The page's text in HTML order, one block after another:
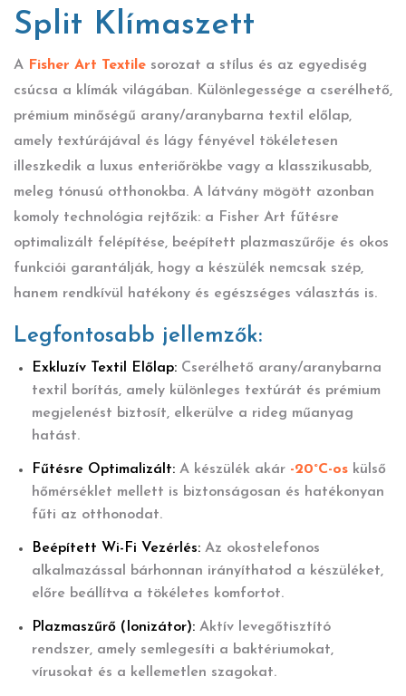
Split Klímaszett
A Fisher Art Textile sorozat a stílus és az egyediség
csúcsa a klímák világában. Különlegessége a cserélhető,
prémium minőségű arany/aranybarna textil előlap,
amely textúrájával és lágy fényével tökéletesen
illeszkedik a luxus enteriőrökbe vagy a klasszikusabb,
meleg tónusú otthonokba. A látvány mögött azonban
komoly technológia rejtőzik: a Fisher Art fűtésre
optimalizált felépítése, beépített plazmaszűrője és okos
funkciói garantálják, hogy a készülék nemcsak szép,
hanem rendkívül hatékony és egészséges választás is.
Legfontosabb jellemzők:
Exkluzív Textil Előlap: Cserélhető arany/aranybarna
textil borítás, amely különleges textúrát és prémium
megjelenést biztosít, elkerülve a rideg műanyag
hatást.
Fűtésre Optimalizált: A készülék akár -20°C-os külső
hőmérséklet mellett is biztonságosan és hatékonyan
fűti az otthonodat.
Beépített Wi-Fi Vezérlés: Az okostelefonos
alkalmazással bárhonnan irányíthatod a készüléket,
előre beállítva a tökéletes komfortot.
Plazmaszűrő (Ionizátor): Aktív levegőtisztító
rendszer, amely semlegesíti a baktériumokat,
vírusokat és a kellemetlen szagokat.